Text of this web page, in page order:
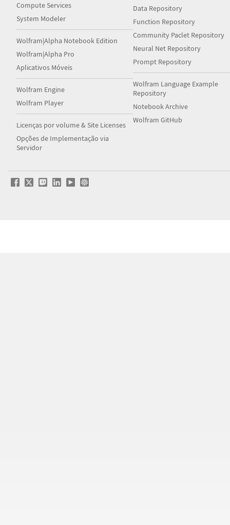
Compute Services
System Modeler
Wolfram|Alpha Notebook Edition
Wolfram|Alpha Pro
Aplicativos Móveis
Wolfram Engine
Wolfram Player
Licenças por volume & Site Licenses
Opções de Implementação via
Servidor
Data Repository
Function Repository
Community Paclet Repository
Neural Net Repository
Prompt Repository
Wolfram Language Example
Repository
Notebook Archive
Wolfram GitHub